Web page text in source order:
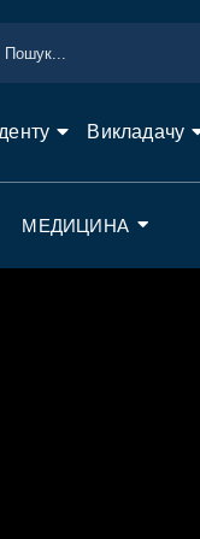
Викладачу
МЕДИЦИНА